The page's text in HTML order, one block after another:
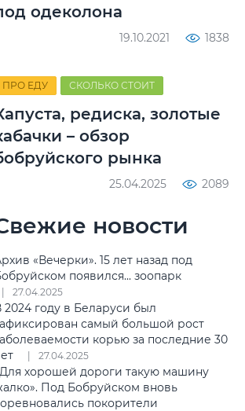
одеколона
19.10.2021 1838
ПРО ЕДУ СКОЛЬКО СТОИТ
редиска, золотые
– обзор
рынка
25.04.2025 2089
новости
«Вечерки». 15 лет назад под
появился... зоопарк
27.04.2025
2024 году в Беларуси был
самый большой рост
корью за последние 30
27.04.2025
хорошей дороги такую машину
Под Бобруйском вновь
покорители